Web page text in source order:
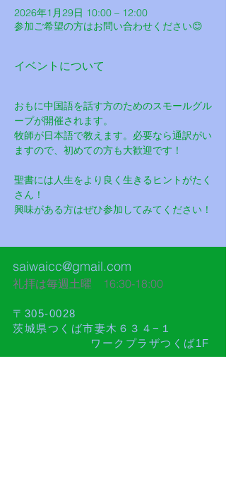
2026年1月29日 10:00 – 12:00
参加ご希望の方はお問い合わせください😊
イベントについて
おもに中国語を話す方のためのスモールグル
ープが開催されます。
牧師が日本語で教えます。必要なら通訳がい
ますので、初めての方も大歓迎です！
聖書には人生をより良く生きるヒントがたく
さん！
興味がある方はぜひ参加してみてください！
saiwaicc@gmail.com
礼拝は毎週土曜 16:30-18:00​
〒305-0028
茨城県つくば市妻木６３４−１
ワークプラザつくば1F